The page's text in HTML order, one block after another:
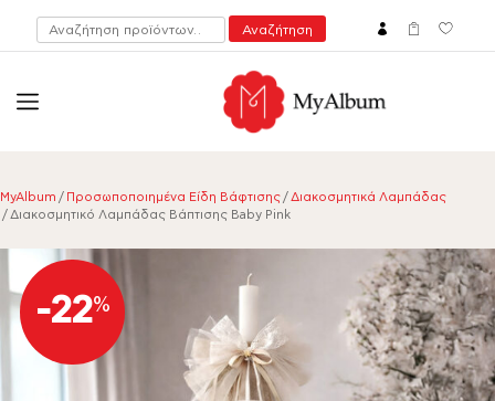
Αναζήτηση
για:
Αναζήτηση
open
MyAlbum / Προσωποποιημένα Είδη Βάφτισης / Διακοσμητικά Λαμπάδας
/ Διακοσμητικό Λαμπάδας Βάπτισης Baby Pink
-22%